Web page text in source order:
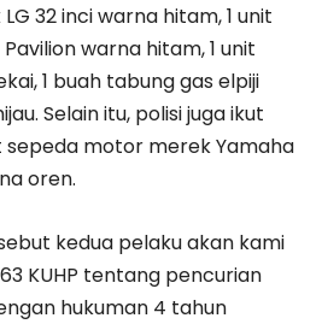
32 inci warna hitam, 1 unit
warna hitam, 1 unit
1 buah tabung gas elpiji
Selain itu, polisi juga ikut
sepeda motor merek Yamaha
oren.
kedua pelaku akan kami
KUHP tentang pencurian
hukuman 4 tahun